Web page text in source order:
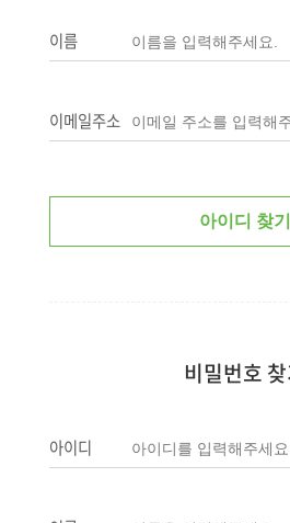
이름
이메일주소
비밀번호
아이디